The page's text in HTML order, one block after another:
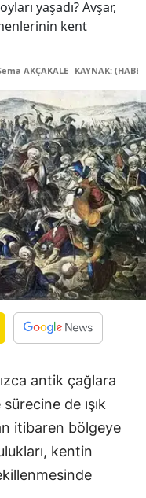
yaşadı? Avşar,
kent
AKÇAKALE KAYNAK:
antik çağlara
de ışık
itibaren bölgeye
kentin